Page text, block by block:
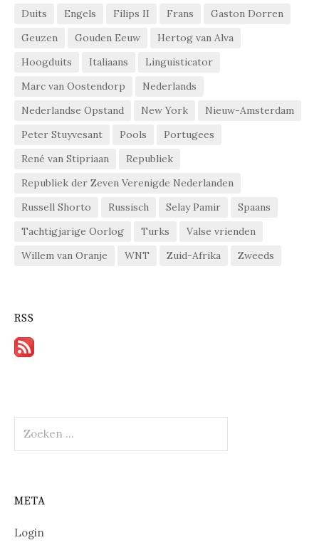
Duits Engels Filips II Frans
Gaston Dorren
Geuzen
Gouden Eeuw
Hertog van Alva
Hoogduits
Italiaans
Linguisticator
Marc van Oostendorp
Nederlands
Nederlandse Opstand
New York
Nieuw-Amsterdam
Peter Stuyvesant
Pools
Portugees
René van Stipriaan
Republiek
Republiek der Zeven Verenigde Nederlanden
Russell Shorto
Russisch Selay Pamir
Spaans
Tachtigjarige Oorlog
Turks
Valse vrienden
Willem van Oranje
WNT Zuid-Afrika Zweeds
RSS
naar:
META
Login